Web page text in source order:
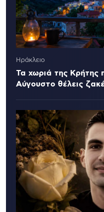
Ηράκλειο
Τα χωριά της Κρήτης
Αύγουστο θέλεις